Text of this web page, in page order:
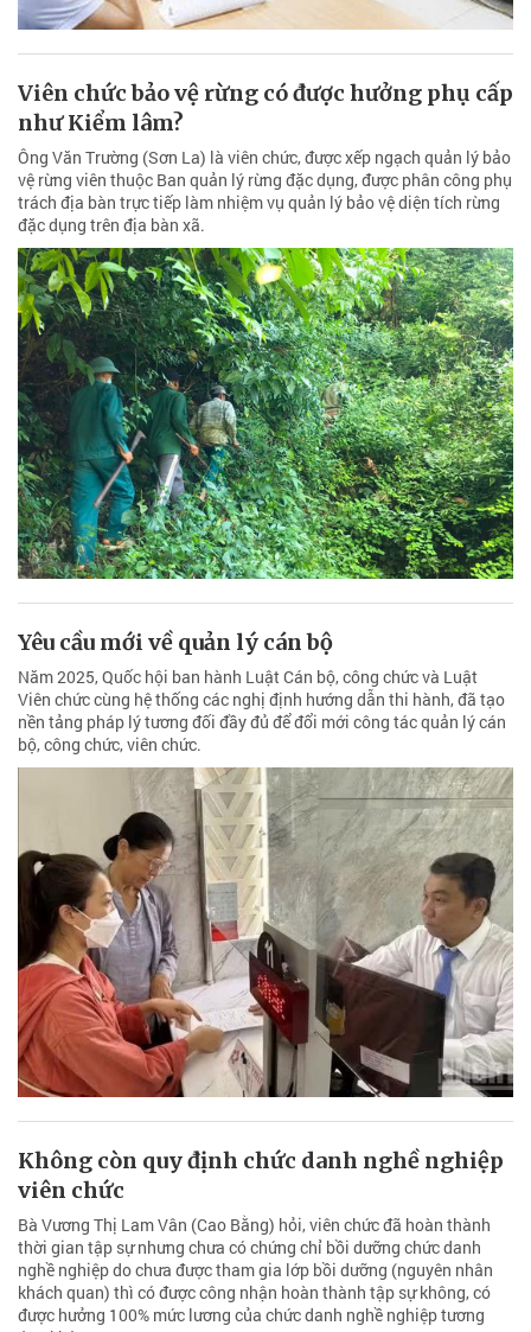
Viên chức bảo vệ rừng có được hưởng phụ cấp
như Kiểm lâm?
Ông Văn Trường (Sơn La) là viên chức, được xếp ngạch quản lý bảo
vệ rừng viên thuộc Ban quản lý rừng đặc dụng, được phân công phụ
trách địa bàn trực tiếp làm nhiệm vụ quản lý bảo vệ diện tích rừng
đặc dụng trên địa bàn xã.
Yêu cầu mới về quản lý cán bộ
Năm 2025, Quốc hội ban hành Luật Cán bộ, công chức và Luật
Viên chức cùng hệ thống các nghị định hướng dẫn thi hành, đã tạo
nền tảng pháp lý tương đối đầy đủ để đổi mới công tác quản lý cán
bộ, công chức, viên chức.
Không còn quy định chức danh nghề nghiệp
viên chức
Bà Vương Thị Lam Vân (Cao Bằng) hỏi, viên chức đã hoàn thành
thời gian tập sự nhưng chưa có chứng chỉ bồi dưỡng chức danh
nghề nghiệp do chưa được tham gia lớp bồi dưỡng (nguyên nhân
khách quan) thì có được công nhận hoàn thành tập sự không, có
được hưởng 100% mức lương của chức danh nghề nghiệp tương